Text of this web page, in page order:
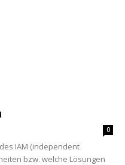
0
IAM (independent
bzw. welche Lösungen